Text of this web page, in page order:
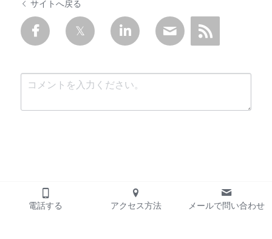
サイトへ戻る
送信
電話する アクセス方法 メールで問い合わせ